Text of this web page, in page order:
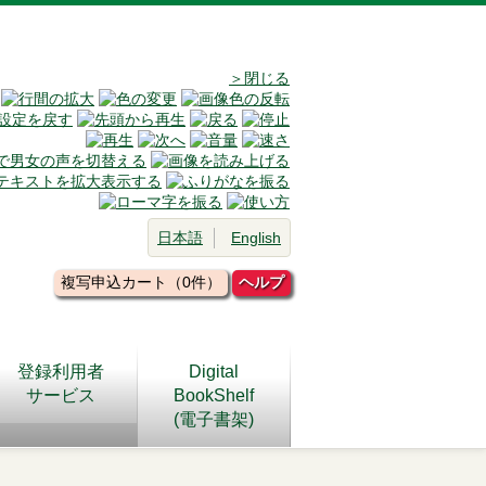
＞閉じる
日本語 English
複写申込カート（0件） ヘルプ
登録利用者
サービス
Digital
BookShelf
(電子書架)